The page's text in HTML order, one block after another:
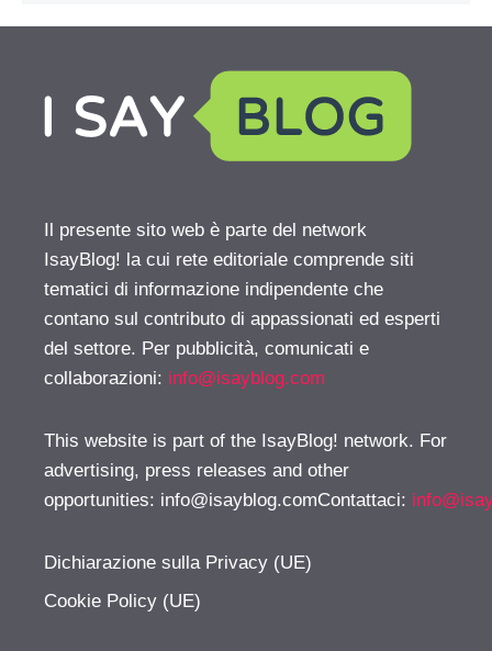
Il presente sito web è parte del network
IsayBlog! la cui rete editoriale comprende siti
tematici di informazione indipendente che
contano sul contributo di appassionati ed esperti
del settore. Per pubblicità, comunicati e
collaborazioni: info@isayblog.com
This website is part of the IsayBlog! network. For
advertising, press releases and other
opportunities: info@isayblog.comContattaci:
Dichiarazione sulla Privacy (UE)
Cookie Policy (UE)